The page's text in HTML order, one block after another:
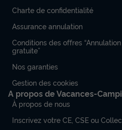
MOBILHOME 6 personnes -
Terrasse surélevée | TV
du26/09/2026
Meilleur prix pour 7 nuits
Charte de confidentialité
Assurance annulation
Conditions des offres
gratuite”
Nos garanties
Gestion des cookies
A propos de Vacances-
À propos de nous
Inscrivez votre CE, CSE ou